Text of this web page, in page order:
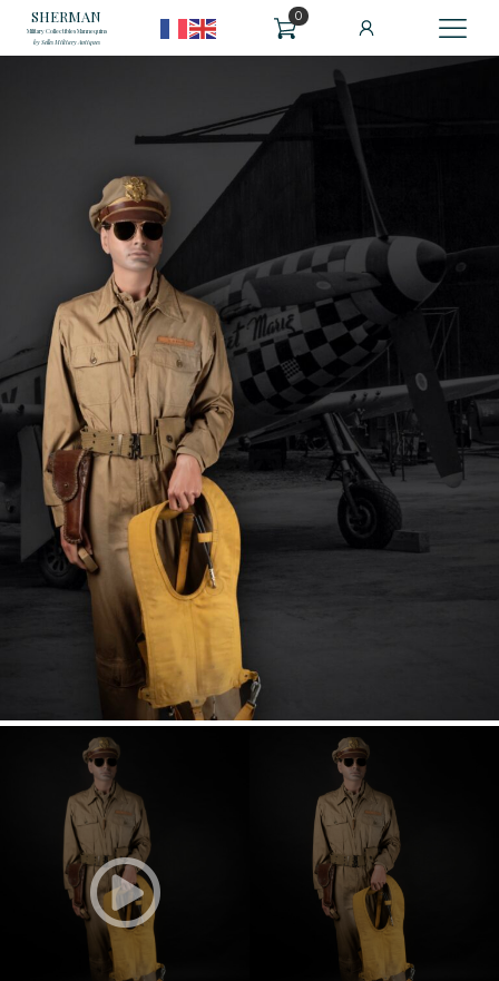
SHERMAN
Military Collectibles Mannequins
by Selles Military Antiques
0